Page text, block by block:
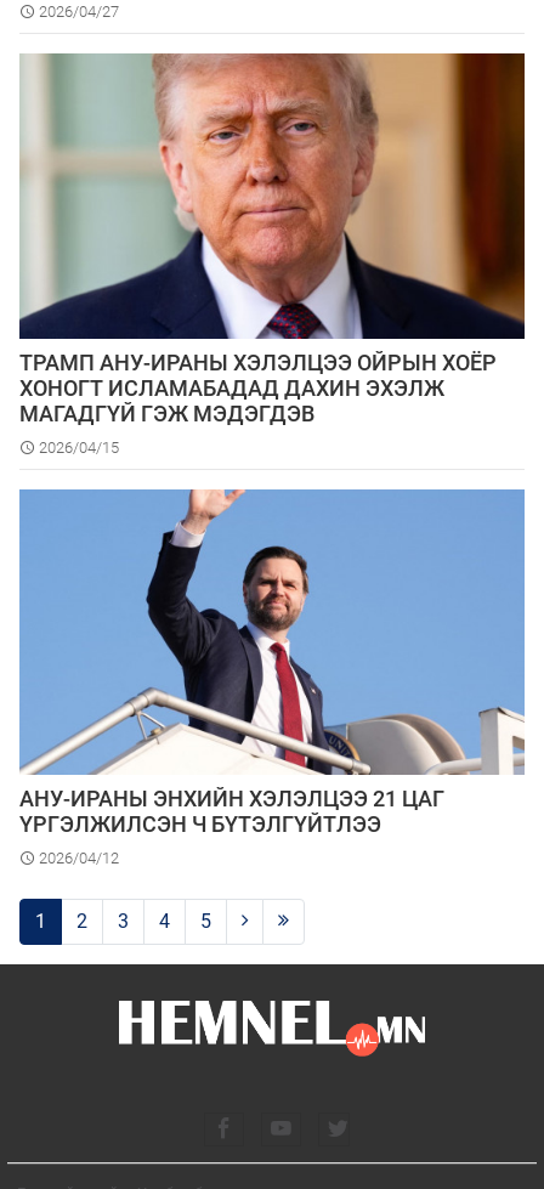
2026/04/27
ТРАМП АНУ-ИРАНЫ ХЭЛЭЛЦЭЭ ОЙРЫН ХОЁР
ХОНОГТ ИСЛАМАБАДАД ДАХИН ЭХЭЛЖ
МАГАДГҮЙ ГЭЖ МЭДЭГДЭВ
2026/04/15
АНУ-ИРАНЫ ЭНХИЙН ХЭЛЭЛЦЭЭ 21 ЦАГ
ҮРГЭЛЖИЛСЭН Ч БҮТЭЛГҮЙТЛЭЭ
2026/04/12
1 2 3 4 5